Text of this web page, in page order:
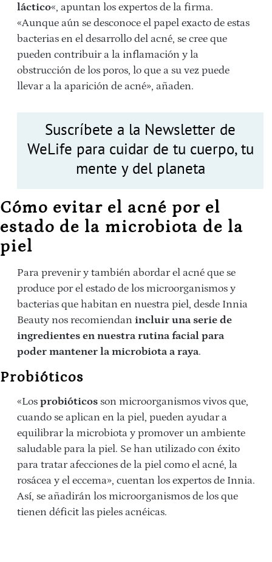
láctico«, apuntan los expertos de la firma.
«Aunque aún se desconoce el papel exacto de estas
bacterias en el desarrollo del acné, se cree que
pueden contribuir a la inflamación y la
obstrucción de los poros, lo que a su vez puede
llevar a la aparición de acné», añaden.
Suscríbete a la Newsletter de
WeLife para cuidar de tu cuerpo, tu
mente y del planeta
Cómo evitar el acné por el
estado de la microbiota de la
piel
Para prevenir y también abordar el acné que se
produce por el estado de los microorganismos y
bacterias que habitan en nuestra piel, desde Innia
Beauty nos recomiendan incluir una serie de
ingredientes en nuestra rutina facial para
poder mantener la microbiota a raya.
Probióticos
«Los probióticos son microorganismos vivos que,
cuando se aplican en la piel, pueden ayudar a
equilibrar la microbiota y promover un ambiente
saludable para la piel. Se han utilizado con éxito
para tratar afecciones de la piel como el acné, la
rosácea y el eccema», cuentan los expertos de Innia.
Así, se añadirán los microorganismos de los que
tienen déficit las pieles acnéicas.